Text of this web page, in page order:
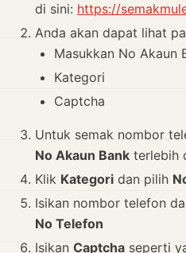
di sini: https://
Anda akan dapat lihat
Masukkan No Akaun
Kategori
Captcha
Untuk semak nombor
No Akaun Bank terlebih
Klik Kategori dan pilih
Isikan nombor telefon
No Telefon
Isikan Captcha seperti